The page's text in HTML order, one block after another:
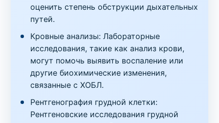
оценить степень обструкции дыхательных
путей.
Кровные анализы: Лабораторные
исследования, такие как анализ крови,
могут помочь выявить воспаление или
другие биохимические изменения,
связанные с ХОБЛ.
Рентгенография грудной клетки:
Рентгеновские исследования грудной